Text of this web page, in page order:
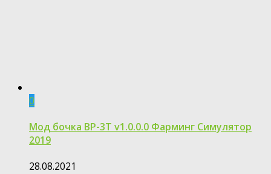
0
Мод бочка ВР-3Т v1.0.0.0 Фарминг Симулятор
2019
28.08.2021